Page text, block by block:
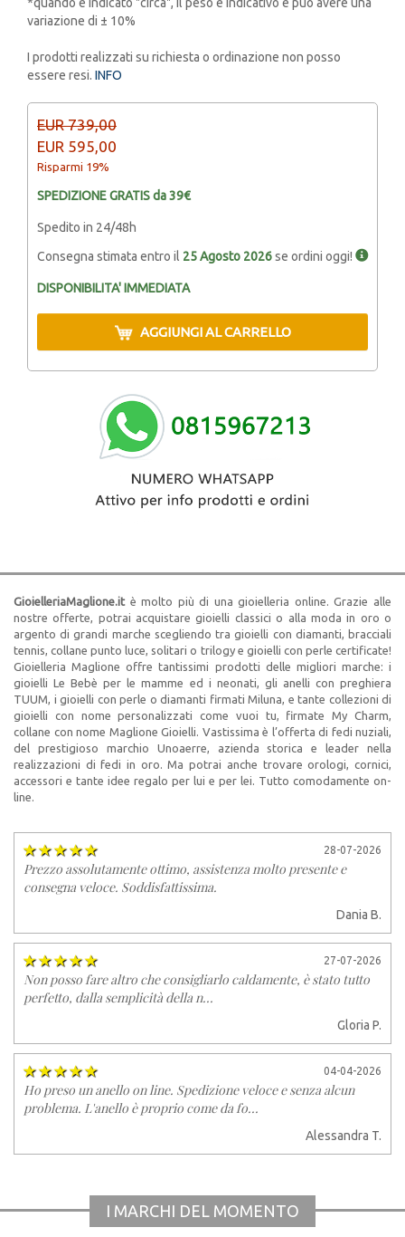
variazione di ± 10%
I prodotti realizzati su richiesta o ordinazione non posso
essere resi. INFO
EUR 739,00
EUR 595,00
Risparmi 19%
SPEDIZIONE GRATIS da 39€
Spedito in 24/48h
Consegna stimata entro il 25 Agosto 2026se ordini oggi!
DISPONIBILITA' IMMEDIATA
AGGIUNGI AL CARRELLO
GioielleriaMaglione.itè molto più di una gioielleria online. Grazie alle
nostre offerte, potrai acquistare gioielli classici o alla moda in oro o
argento di grandi marche scegliendo tra gioielli con diamanti, bracciali
tennis, collane punto luce, solitari o trilogy e gioielli con perle certificate!
Gioielleria Maglione offre tantissimi prodotti delle migliori marche: i
gioielli Le Bebè per le mamme ed i neonati, gli anelli con preghiera
TUUM, i gioielli con perle o diamanti firmati Miluna, e tante collezioni di
gioielli con nome personalizzati come vuoi tu, firmate My Charm,
collane con nome Maglione Gioielli. Vastissima è l’offerta di fedi nuziali,
del prestigioso marchio Unoaerre, azienda storica e leader nella
realizzazioni di fedi in oro. Ma potrai anche trovare orologi, cornici,
accessori e tante idee regalo per lui e per lei. Tutto comodamente on-
line.
28-07-2026
Prezzo assolutamente ottimo, assistenza molto presente e
consegna veloce. Soddisfattissima.
Dania B.
27-07-2026
Non posso fare altro che consigliarlo caldamente, è stato tutto
perfetto, dalla semplicità della n...
Gloria P.
04-04-2026
Ho preso un anello on line. Spedizione veloce e senza alcun
problema. L'anello è proprio come da fo...
Alessandra T.
I MARCHI DEL MOMENTO